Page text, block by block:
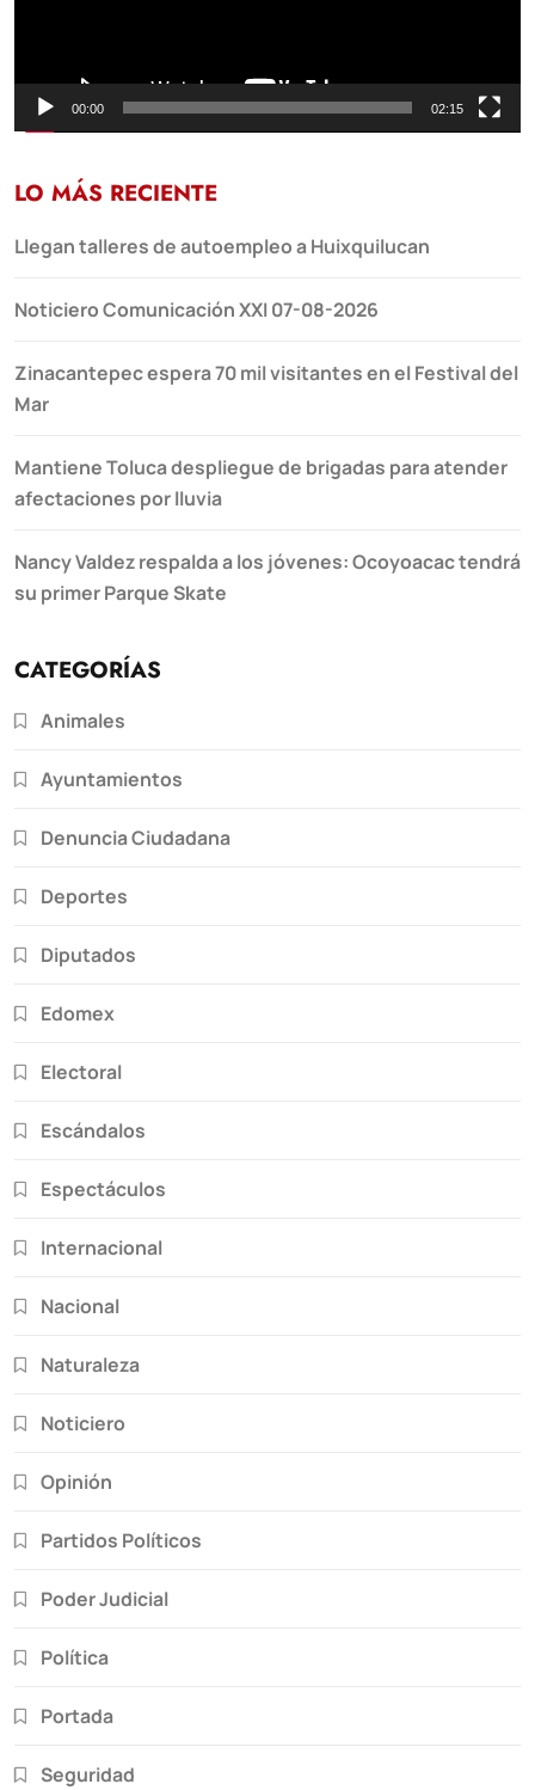
00:00 02:15
LO MÁS RECIENTE
Llegan talleres de autoempleo a Huixquilucan
Noticiero Comunicación XXI 07-08-2026
Zinacantepec espera 70 mil visitantes en el Festival del
Mar
Mantiene Toluca despliegue de brigadas para atender
afectaciones por lluvia
Nancy Valdez respalda a los jóvenes: Ocoyoacac tendrá
su primer Parque Skate
CATEGORÍAS
Animales
Ayuntamientos
Denuncia Ciudadana
Deportes
Diputados
Edomex
Electoral
Escándalos
Espectáculos
Internacional
Nacional
Naturaleza
Noticiero
Opinión
Partidos Políticos
Poder Judicial
Política
Portada
Seguridad